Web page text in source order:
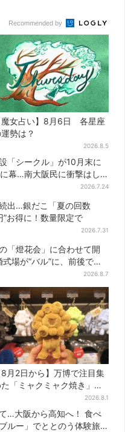
Recommended by
魔女占い】8月6日 各星座
勢は？
2026.8.5
「シークル」が10月末に
幕…南大阪民に衝撃はし
2026.7.24
出…銀だこ「夏の回数
”お得に！数量限定で
2026.7.31
「燈花会」に合わせて開
場が“バル”に、前後で食
2026.8.7
8月2日から】万博で注目集
「ミャクミャク焼き」初
ッズ化！大阪・梅田だけの
商品が登場
2026.8.1
…大阪から高知へ！ 食べ
ルー」でととのう体験旅